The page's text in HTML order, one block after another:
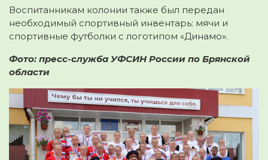
Воспитанникам колонии также был передан
необходимый спортивный инвентарь: мячи и
спортивные футболки с логотипом «Динамо».
Фото: пресс-служба УФСИН России по Брянской
области